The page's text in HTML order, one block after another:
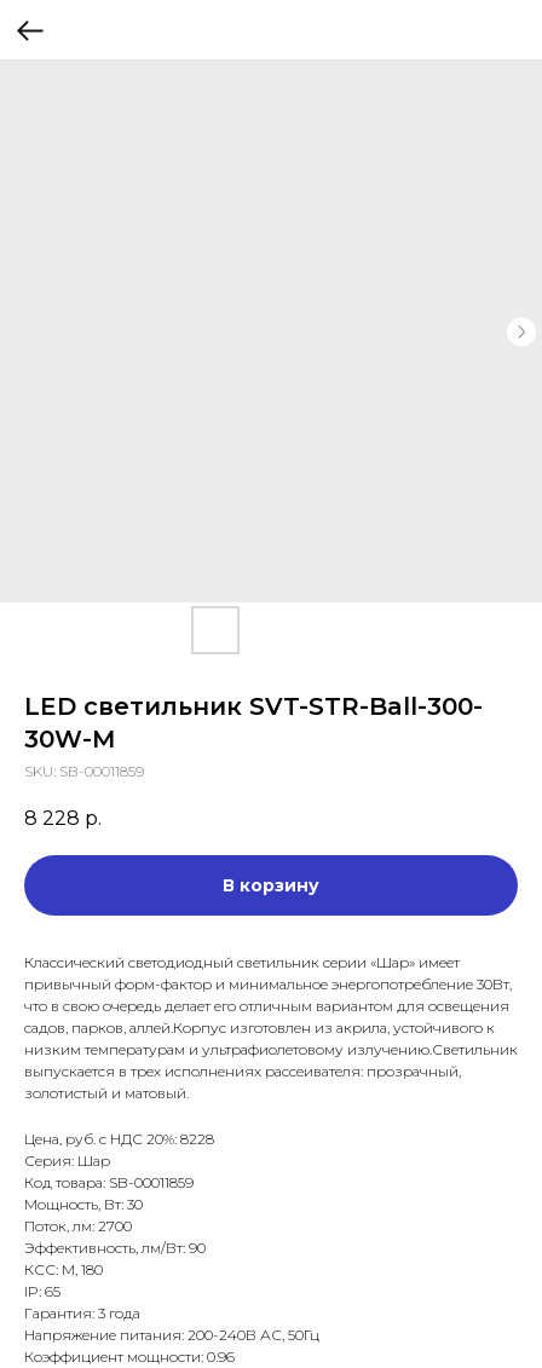
LED светильник SVT-STR-Ball-300-
30W-M
SKU: SB-00011859
8 228 р.
В корзину
Классический светодиодный светильник серии «Шар» имеет
привычный форм-фактор и минимальное энергопотребление 30Вт,
что в свою очередь делает его отличным вариантом для освещения
садов, парков, аллей.Корпус изготовлен из акрила, устойчивого к
низким температурам и ультрафиолетовому излучению.Светильник
выпускается в трех исполнениях рассеивателя: прозрачный,
золотистый и матовый.
Цена, руб. с НДС 20%: 8228
Серия: Шар
Код товара: SB-00011859
Мощность, Вт: 30
Поток, лм: 2700
Эффективность, лм/Вт: 90
КСС: М, 180
IP: 65
Гарантия: 3 года
Напряжение питания: 200-240В АС, 50Гц
Коэффициент мощности: 0.96